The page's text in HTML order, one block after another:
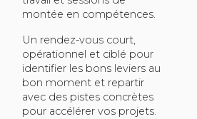
montée en compétences.
Un rendez-vous court,
opérationnel et ciblé pour
identifier les bons leviers au
bon moment et repartir
avec des pistes concrètes
pour accélérer vos projets.